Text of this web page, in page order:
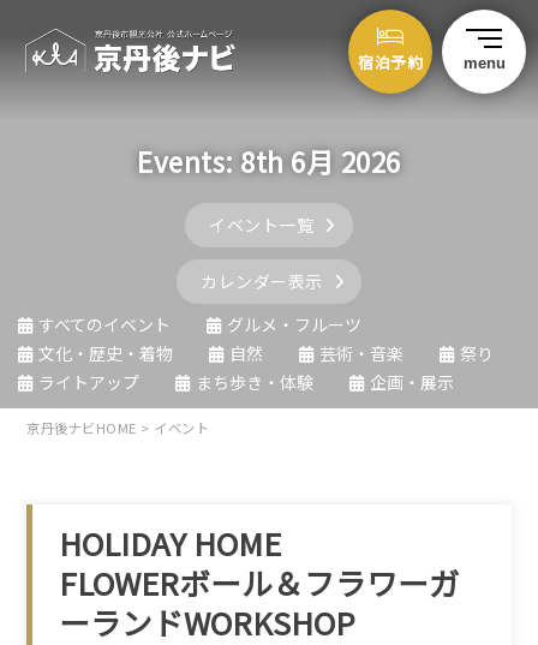
宿泊予約 menu
Events: 8th 6月 2026
イベント一覧
カレンダー表示
すべてのイベント
グルメ・フルーツ
文化・歴史・着物
自然 芸術・音楽
祭り
ライトアップ
まち歩き・体験 企画・展示
京丹後ナビHOME > イベント
HOLIDAY HOME
FLOWERボール＆フラワーガ
ーランドWORKSHOP